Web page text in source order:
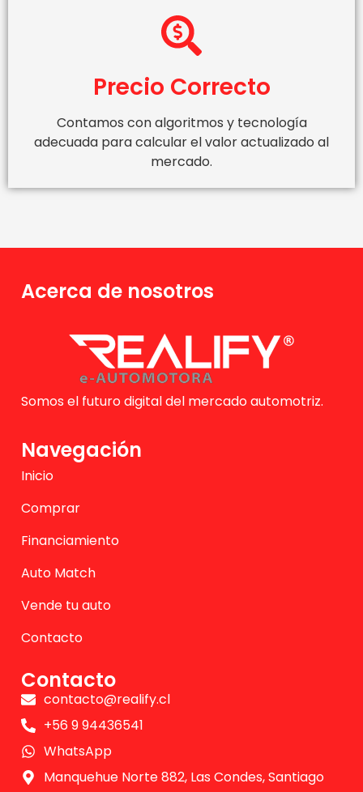
Precio Correcto
Contamos con algoritmos y tecnología
adecuada para calcular el valor actualizado al
mercado.
Acerca de nosotros
Somos el futuro digital del mercado automotriz.
Navegación
Inicio
Comprar
Financiamiento
Auto Match
Vende tu auto
Contacto
Contacto
contacto@realify.cl
+56 9 94436541
WhatsApp
Manquehue Norte 882, Las Condes, Santiago